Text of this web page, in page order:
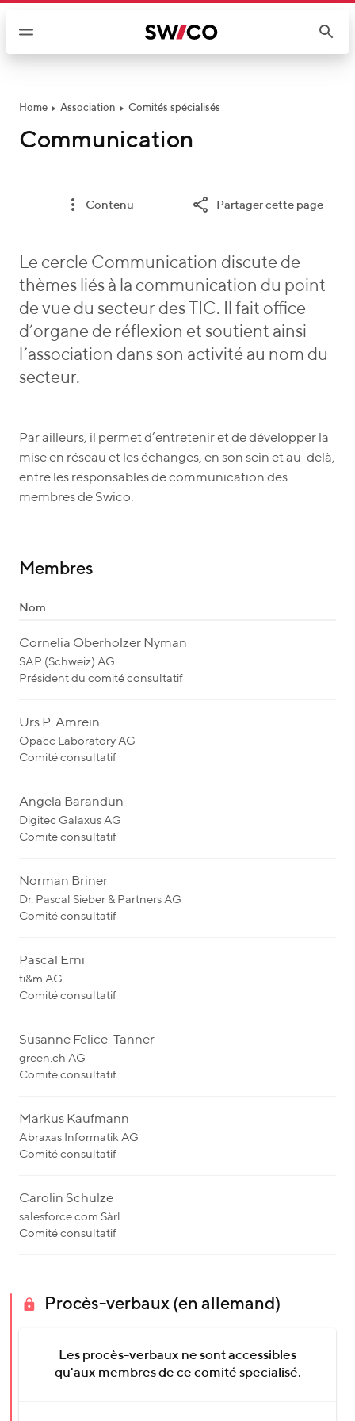
Home Association Comités spécialisés
Communication
Contenu Partager cette page
Le cercle Communication discute de
thèmes liés à la communication du point
de vue du secteur des TIC. Il fait office
d’organe de réflexion et soutient ainsi
l’association dans son activité au nom du
secteur.
Par ailleurs, il permet d’entretenir et de développer la
mise en réseau et les échanges, en son sein et au-delà,
entre les responsables de communication des
membres de Swico.
Membres
Nom
Cornelia Oberholzer Nyman
SAP (Schweiz) AG
Président du comité consultatif
Urs P. Amrein
Opacc Laboratory AG
Comité consultatif
Angela Barandun
Digitec Galaxus AG
Comité consultatif
Norman Briner
Dr. Pascal Sieber & Partners AG
Comité consultatif
Pascal Erni
ti&m AG
Comité consultatif
Susanne Felice-Tanner
green.ch AG
Comité consultatif
Markus Kaufmann
Abraxas Informatik AG
Comité consultatif
Carolin Schulze
salesforce.com Sàrl
Comité consultatif
Procès-verbaux (en allemand)
Les procès-verbaux ne sont accessibles
qu'aux membres de ce comité specialisé.